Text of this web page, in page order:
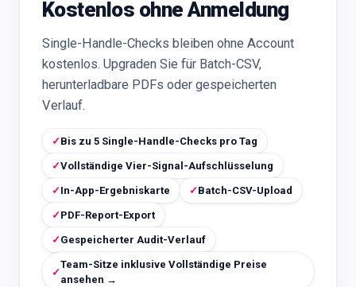
Kostenlos ohne Anmeldung
Single-Handle-Checks bleiben ohne Account
kostenlos. Upgraden Sie für Batch-CSV,
herunterladbare PDFs oder gespeicherten
Verlauf.
✓ Bis zu 5 Single-Handle-Checks pro Tag
✓Vollständige Vier-Signal-Aufschlüsselung
✓ In-App-Ergebniskarte ✓ Batch-CSV-Upload
✓ PDF-Report-Export
✓ Gespeicherter Audit-Verlauf
✓
Team-Sitze inklusive Vollständige Preise
ansehen →